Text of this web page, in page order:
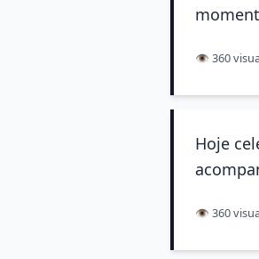
👁️ 360
Hoje
👁️ 360